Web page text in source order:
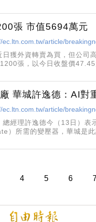
張 市值5694萬元
ec.ltn.com.tw/article/
獲外資轉賣為買，但公司
張，以今日收盤價
華城許逸德：AI對
ec.ltn.com.tw/article/
經理許逸德今（13日）表
）所需的變壓器，華城是
4 5 6